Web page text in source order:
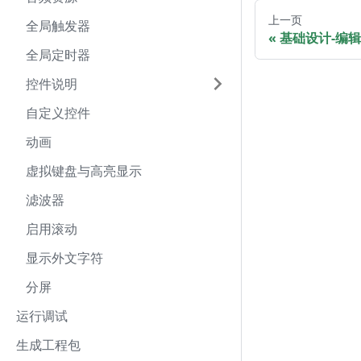
全局触发器
全局定时器
控件说明
自定义控件
动画
虚拟键盘与高亮显示
滤波器
启用滚动
显示外文字符
分屏
运行调试
生成工程包
上一页
基础设计-编